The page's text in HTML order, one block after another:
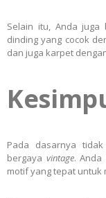
Selain itu, Anda juga
dinding yang cocok
dan juga karpet
Pada dasarnya
bergaya vintage. Anda
motif yang tepat